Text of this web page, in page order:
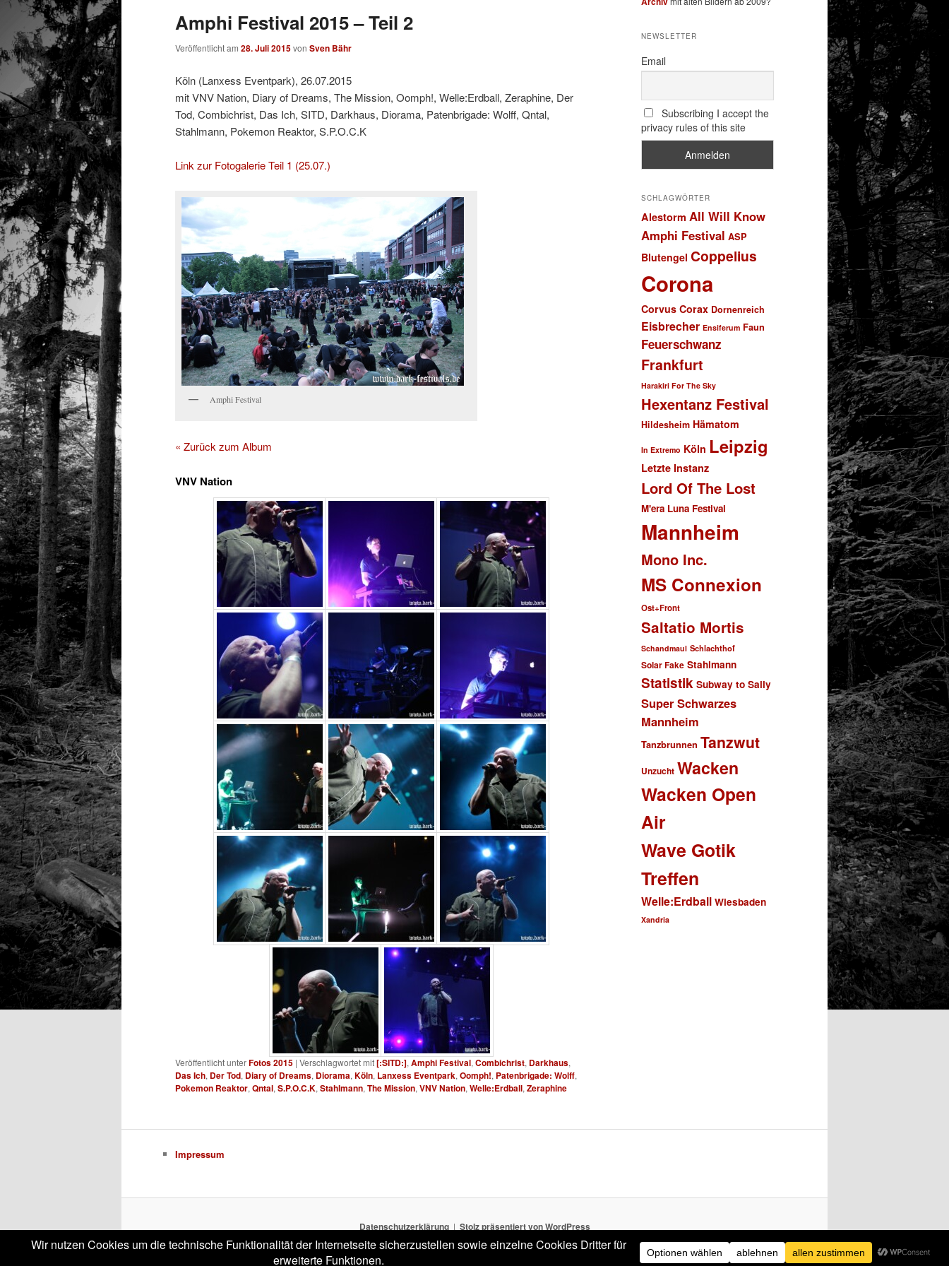
Amphi Festival 2015 – Teil 2
Veröffentlicht am 28. Juli 2015von Sven Bähr
Köln (Lanxess Eventpark), 26.07.2015
mit VNV Nation, Diary of Dreams, The Mission, Oomph!, Welle:Erdball, Zeraphine, Der
Tod, Combichrist, Das Ich, SITD, Darkhaus, Diorama, Patenbrigade: Wolff, Qntal,
Stahlmann, Pokemon Reaktor, S.P.O.C.K
Link zur Fotogalerie Teil 1 (25.07.)
Amphi Festival
« Zurück zum Album
VNV Nation
Veröffentlicht unterFotos 2015 | Verschlagwortet mit[:SITD:], Amphi Festival, Combichrist, Darkhaus,
Das Ich, Der Tod, Diary of Dreams, Diorama, Köln, Lanxess Eventpark, Oomph!, Patenbrigade: Wolff,
Pokemon Reaktor, Qntal, S.P.O.C.K, Stahlmann, The Mission, VNV Nation, Welle:Erdball, Zeraphine
NEWSLETTER
Email
Subscribing I accept the
privacy rules of this site
SCHLAGWÖRTER
Alestorm All Will Know
Amphi Festival ASP
Blutengel Coppelius
Corona
Corvus Corax Dornenreich
Eisbrecher Ensiferum Faun
Feuerschwanz
Frankfurt
Harakiri For The Sky
Hexentanz Festival
Hildesheim Hämatom
In Extremo Köln Leipzig
Letzte Instanz
Lord Of The Lost
M'era Luna Festival
Mannheim
Mono Inc.
MS Connexion
Ost+Front
Saltatio Mortis
Schandmaul Schlachthof
Solar Fake Stahlmann
Statistik Subway to Sally
Super Schwarzes
Mannheim
Tanzbrunnen Tanzwut
Unzucht Wacken
Wacken Open
Air
Wave Gotik
Treffen
Welle:Erdball Wiesbaden
Xandria
Impressum
Datenschutzerklärung Stolz präsentiert von WordPress